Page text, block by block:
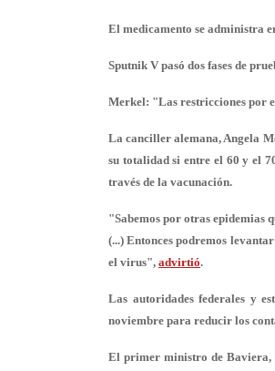
El medicamento se administra
Sputnik V pasó dos fases de
Merkel: "Las restricciones por
La canciller alemana, Angela
su totalidad si entre el 60 y el
través de la vacunación.
"Sabemos por otras epidemias
(...) Entonces podremos
el virus", advirtió.
Las autoridades federales y
noviembre para reducir los
El primer ministro de Baviera,